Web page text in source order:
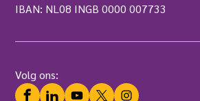
IBAN: NL08 INGB 0000 007733
Volg ons:
Facebook
LinkedInYouTube
TwitterInstagram